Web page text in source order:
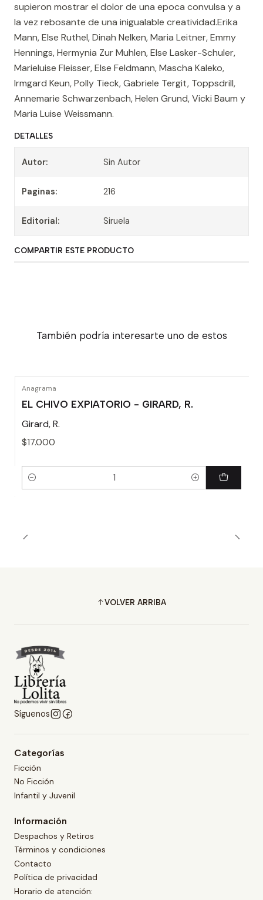
supieron mostrar el dolor de una epoca convulsa y a
la vez rebosante de una inigualable creatividad.Erika
Mann, Else Ruthel, Dinah Nelken, Maria Leitner, Emmy
Hennings, Hermynia Zur Muhlen, Else Lasker-Schuler,
Marieluise Fleisser, Else Feldmann, Mascha Kaleko,
Irmgard Keun, Polly Tieck, Gabriele Tergit, Toppsdrill,
Annemarie Schwarzenbach, Helen Grund, Vicki Baum y
Maria Luise Weissmann.
DETALLES
Autor: Sin Autor
Paginas: 216
Editorial: Siruela
COMPARTIR ESTE PRODUCTO
También podría interesarte uno de estos
Anagrama
EL CHIVO EXPIATORIO - GIRARD, R.
Girard, R.
$17.000
Cantidad
VOLVER ARRIBA
Síguenos
Categorías
Ficción
No Ficción
Infantil y Juvenil
Información
Despachos y Retiros
Términos y condiciones
Contacto
Política de privacidad
Horario de atención: